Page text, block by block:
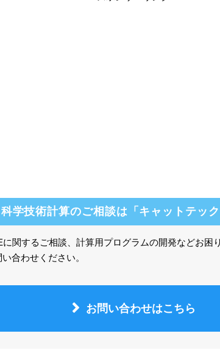
科学技術計算のご相談は「キャットテッ
関するご相談、計算用プログラムの開発などお困
合わせください。
お問い合わせはこちら